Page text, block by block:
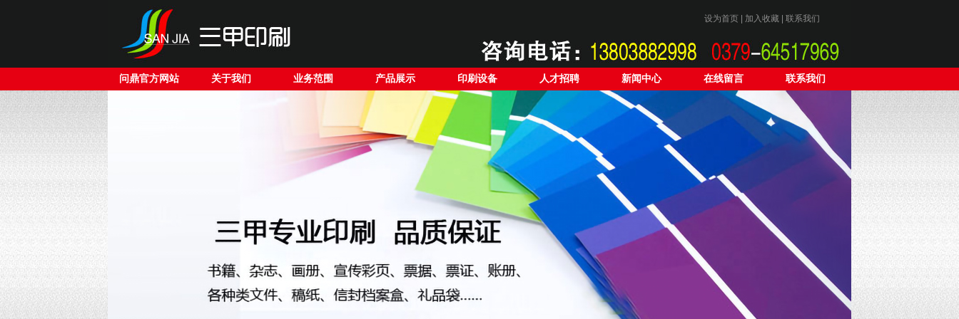
设为首页 加入收藏 联系我们
问鼎官方网站 关于我们 业务范围 产品展示 印刷设备 人才招聘 新闻中心 在线留言 联系我们